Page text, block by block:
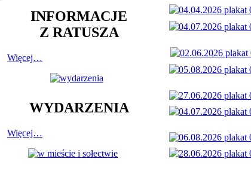
INFORMACJE
Z RATUSZA
Więcej…
WYDARZENIA
Więcej…